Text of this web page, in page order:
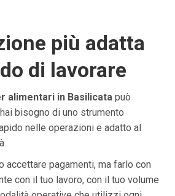
più adatta
di lavorare
alimentari in Basilicata può
bisogno di uno strumento
nelle operazioni e adatto al
accettare pagamenti, ma farlo con
con il tuo lavoro, con il tuo volume